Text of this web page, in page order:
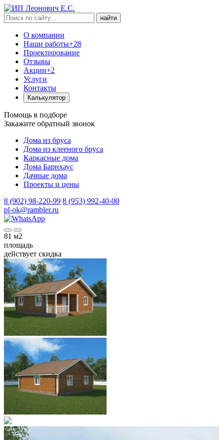
найти
О компании
Наши работы+28
Проектирование
Отзывы
Акции+2
Услуги
Контакты
Калькулятор
Помощь в подборе
Закажите обратный звонок
Дома из бруса
Дома из клееного бруса
Каркасные дома
Дома Барнхаус
Дачные дома
Проекты и цены
8 (902) 98-220-99 8 (953) 992-40-00
pl-ok@rambler.ru
81 м2
площадь
действует скидка